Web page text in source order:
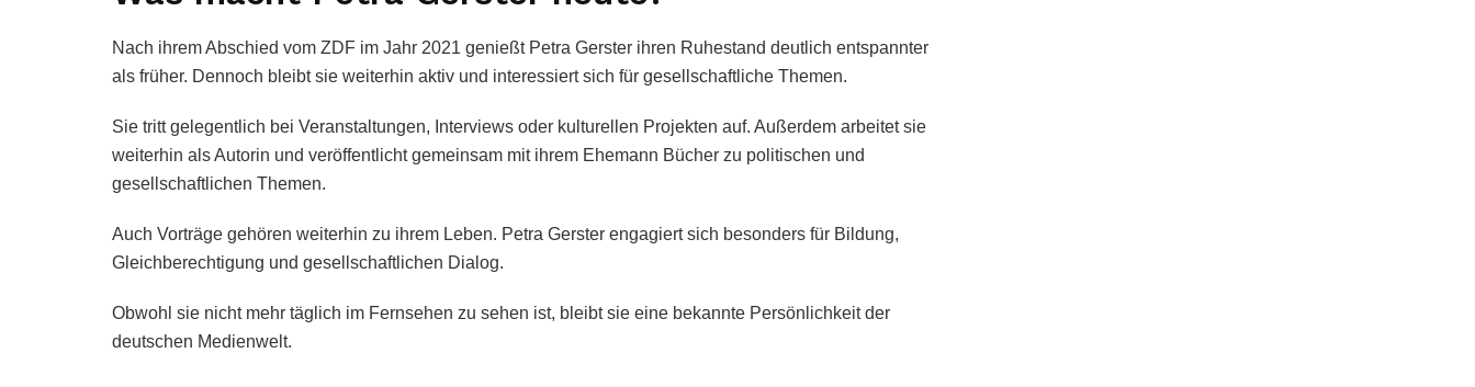
Nach ihrem Abschied vom ZDF im Jahr 2021 genießt Petra Gerster ihren Ruhestand deutlich entspannter
als früher. Dennoch bleibt sie weiterhin aktiv und interessiert sich für gesellschaftliche Themen.
Sie tritt gelegentlich bei Veranstaltungen, Interviews oder kulturellen Projekten auf. Außerdem arbeitet sie
weiterhin als Autorin und veröffentlicht gemeinsam mit ihrem Ehemann Bücher zu politischen und
gesellschaftlichen Themen.
Auch Vorträge gehören weiterhin zu ihrem Leben. Petra Gerster engagiert sich besonders für Bildung,
Gleichberechtigung und gesellschaftlichen Dialog.
Obwohl sie nicht mehr täglich im Fernsehen zu sehen ist, bleibt sie eine bekannte Persönlichkeit der
deutschen Medienwelt.